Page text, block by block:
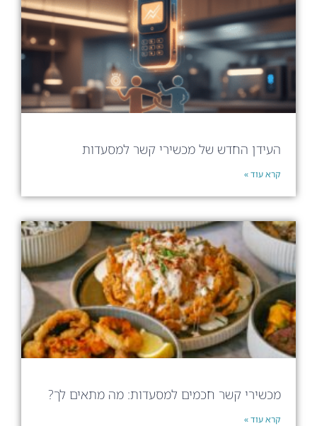
העידן החדש של מכשירי קשר למסעדות
קרא עוד »
מכשירי קשר חכמים למסעדות: מה מתאים לך?
קרא עוד »